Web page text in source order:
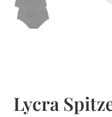
Lycra